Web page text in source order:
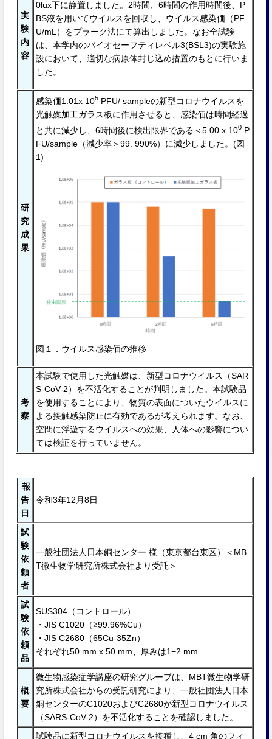
実
験
内
容
0lux下に静置しました。2時間、6時間の作⽤時間後、P
BS液を用いてウイルスを回収し、ウイルス感染価（PF
U/mL）をプラーク法にて算出しました。なお全試験
は、本学内のバイオセーフティレベル3(BSL3)の実験施
設において、適切な病原体封じ込め措置のもとに⾏いま
した。
研
究
成
果
感染価1.01x 105 PFU/ sampleの新型コロナウイルスを
光触媒加⼯ガラス板に作⽤させると、感染価は時間経過
と共に減少し、6時間後に検出限界である＜5.00 x 100 P
FU/sample（減少率＞99. 990%）に減少しました。(図
1)
図１．ウイルス感染価の推移
考
察
本試験で使用した光触媒は、新型コロナウイルス（SAR
S-CoV-2）を不活化することが判明しました。本試験品
を使⽤することにより、物質の表面についたウイルスに
よる接触感染防止に有効であるが考えられます。なお、
空間に浮遊するウイルスへの効果、⼈体への影響につい
ては検証を⾏っていません。
報
告
日
令和3年12月8日
試
験
依
頼
者
⼀般社団法⼈⽇本銅センター 様（東京都台東区）＜MB
T微生物学研究所株式会社より受託＞
試
験
依
頼
品
SUS304（コントロール）
・JIS C1020（≧99.96%Cu）
・JIS C2680（65Cu-35Zn）
それぞれ50 mm x 50 mm、厚みは1−2 mm
概
要
微生物感染症学講座の研究グループは、MBT微生物学研
究所株式会社からの受託研究により、⼀般社団法⼈⽇本
銅センターのC1020およびC2680が新型コロナウイルス
（SARS-CoV-2）を不活化することを確認しました。
試験品に新型コロナウイルスを接種し、4 cm ⾓のフィ